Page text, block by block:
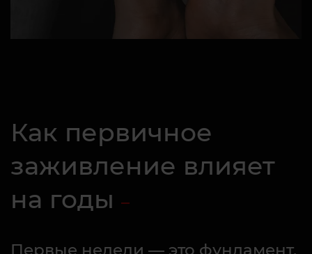
Как первичное
заживление влияет
на годы
Первые недели — это фундамент.